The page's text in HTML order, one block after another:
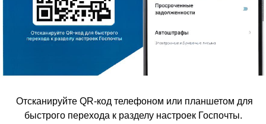
Отсканируйте QR-код телефоном или планшетом для
быстрого перехода к разделу настроек Госпочты.